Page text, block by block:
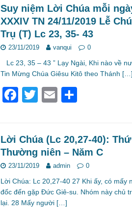
e
b
o
o
k
er
e
Suy niệm Lời Chúa mỗi
XXXIV TN 24/11/2019 Lễ
Trụ (T) Lc 23, 35- 43
23/11/2019 vanqui 0
Lc 23, 35 – 43 ” Lạy Ngài, Khi nào về
Tin Mừng Chúa Giêsu Kitô theo Thánh […]
F
e
b
o
o
k
T
er
E
e
Lời Chúa (Lc 20,27-40):
Thường niên – Năm C
23/11/2019 admin 0
Lời Chúa: Lc 20,27-40 27 Khi ấy, có mấy
đốc đến gặp Đức Giê-su. Nhóm này chủ
lại. 28 Mấy người […]